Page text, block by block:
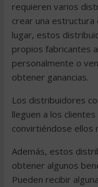
requieren varios
crear una estructura
lugar, estos
propios fabricantes
personalmente o
obtener ganancias.
Los distribuidores
lleguen a los
convirtiéndose ellos
Además, estos
obtener algunos
Pueden recibir